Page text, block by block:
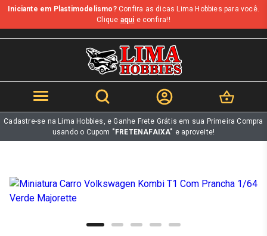
b
Iniciante em Plastimodelismo?Confira as dicas Lima Hobbies para você.
Clique aqui e confira!!
Cadastre-se na Lima Hobbies, e Ganhe Frete Grátis em sua Primeira Compra
usando o Cupom "FRETENAFAIXA" e aproveite!